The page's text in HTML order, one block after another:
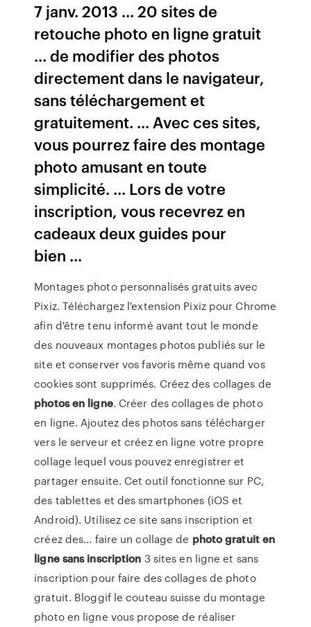
7 janv. 2013 ... 20 sites de
retouche photo en ligne gratuit
... de modifier des photos
directement dans le navigateur,
sans téléchargement et
gratuitement. ... Avec ces sites,
vous pourrez faire des montage
photo amusant en toute
simplicité. ... Lors de votre
inscription, vous recevrez en
cadeaux deux guides pour
bien ...
Montages photo personnalisés gratuits avec
Pixiz. Téléchargez l'extension Pixiz pour Chrome
afin d'être tenu informé avant tout le monde
des nouveaux montages photos publiés sur le
site et conserver vos favoris même quand vos
cookies sont supprimés. Créez des collages de
photosen ligne. Créer des collages de photo
en ligne. Ajoutez des photos sans télécharger
vers le serveur et créez en ligne votre propre
collage lequel vous pouvez enregistrer et
partager ensuite. Cet outil fonctionne sur PC,
des tablettes et des smartphones (iOS et
Android). Utilisez ce site sans inscription et
créez des... faire un collage de photogratuiten
ligne sans inscription 3 sites en ligne et sans
inscription pour faire des collages de photo
gratuit. Bloggif le couteau suisse du montage
photo en ligne vous propose de réaliser